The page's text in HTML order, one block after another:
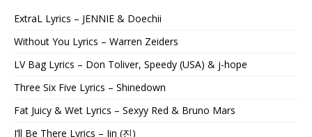
ExtraL Lyrics – JENNIE & Doechii
Without You Lyrics – Warren Zeiders
LV Bag Lyrics – Don Toliver, Speedy (USA) & j-hope
Three Six Five Lyrics – Shinedown
Fat Juicy & Wet Lyrics – Sexyy Red & Bruno Mars
I’ll Be There Lyrics – Jin (진)